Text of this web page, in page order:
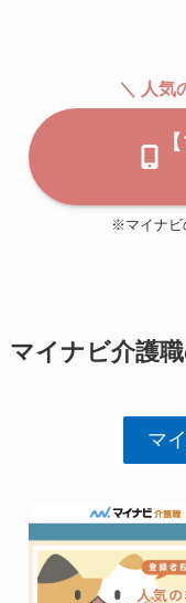
＼ 人気
※マイナビ
マイナビ介護
マ